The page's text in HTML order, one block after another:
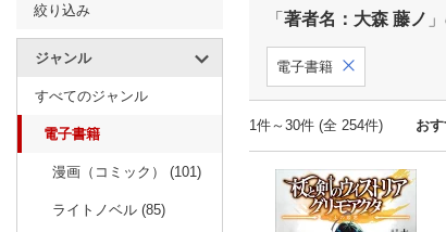
絞り込み
ジャンル
すべてのジャンル
電子書籍
漫画（コミック） (101)
ライトノベル (85)
「 著者名：大森 藤ノ
電子書籍
1件～30件 (全 254件) お